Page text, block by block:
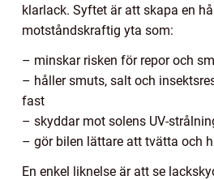
klarlack. Syftet är att skapa en
motståndskraftig yta som:
– minskar risken för repor och
– håller smuts, salt och
fast
– skyddar mot solens UV-
– gör bilen lättare att tvätta och
En enkel liknelse är att se